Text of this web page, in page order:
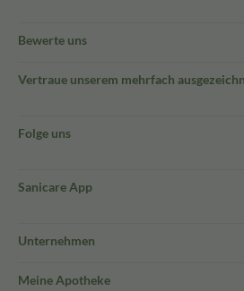
Bewerte uns
Vertraue unserem mehrfach
Folge uns
Sanicare App
Unternehmen
Meine Apotheke